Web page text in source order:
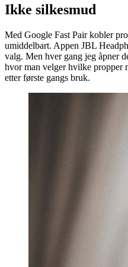
Ikke silkesmud
Med Google Fast Pair kobler
umiddelbart. Appen JBL
valg. Men hver gang jeg åpner
hvor man velger hvilke propper
etter første gangs bruk.